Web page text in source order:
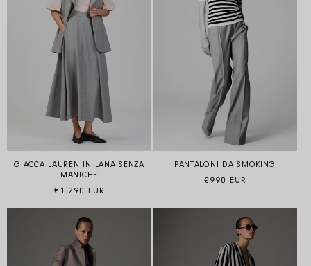
GIACCA LAUREN IN LANA SENZA
MANICHE
Prezzo di listino
€1.290 EUR
PANTALONI DA SMOKING
Prezzo di listino
€990 EUR